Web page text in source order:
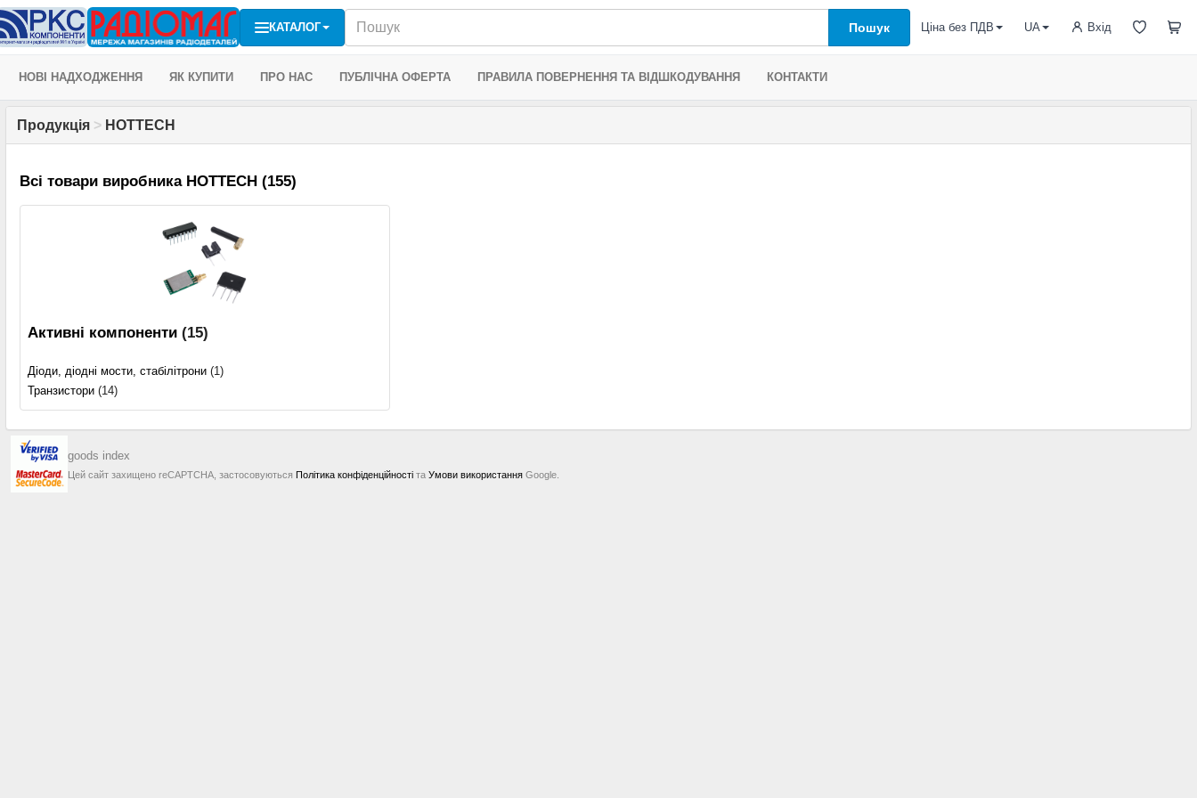
КАТАЛОГ Пошук Вхід
Ціна без ПДВ UA
НОВІ НАДХОДЖЕННЯ ЯК КУПИТИ ПРО НАС ПУБЛІЧНА ОФЕРТА ПРАВИЛА ПОВЕРНЕННЯ ТА ВІДШКОДУВАННЯ КОНТАКТИ
Продукція > HOTTECH
Всі товари виробника HOTTECH (155)
Активні компоненти (15)
Діоди, діодні мости, стабілітрони (1)
Транзистори (14)
goods index
Цей сайт захищено reCAPTCHA, застосовуються Політика конфіденційності та Умови використання Google.